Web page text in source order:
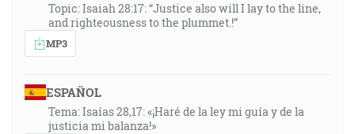
Topic: Isaiah 28:17: “Justice also will I lay to the line,
and righteousness to the plummet.!”
MP3
ESPAÑOL
Tema: Isaías 28,17: «¡Haré de la ley mi guía y de la
justicia mi balanza!»